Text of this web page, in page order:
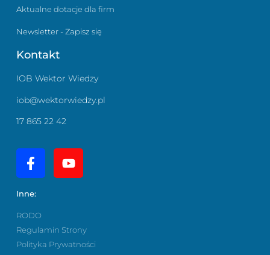
Aktualne dotacje dla firm
Newsletter - Zapisz się
Kontakt
IOB Wektor Wiedzy
iob@wektorwiedzy.pl
17 865 22 42
Inne:
RODO
Regulamin Strony
Polityka Prywatności